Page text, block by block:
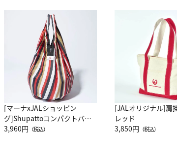
[マーナxJALショッピン
グ]Shupattoコンパクトバッ
グ Drop JAL客室乗務員
3,960円 （税込）
[JALオリジナル]肩
レッド
3,850円 （税込）